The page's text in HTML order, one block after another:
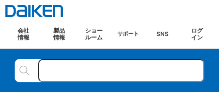
会社
情報
製品
情報
ショー
ルーム
サポート SNS
ログ
イン